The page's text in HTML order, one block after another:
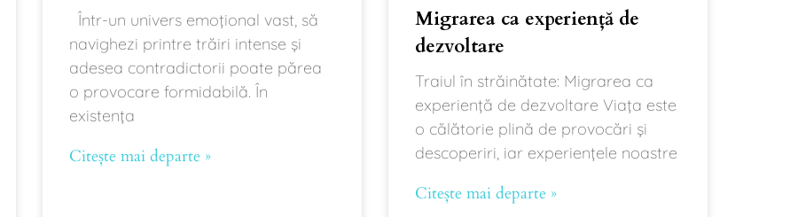
Într-un univers emoțional vast, să
navighezi printre trăiri intense și
adesea contradictorii poate părea
o provocare formidabilă. În
existența
Citește mai departe »
Migrarea ca experiență de
dezvoltare
Traiul în străinătate: Migrarea ca
experiență de dezvoltare Viața este
o călătorie plină de provocări și
descoperiri, iar experiențele noastre
Citește mai departe »